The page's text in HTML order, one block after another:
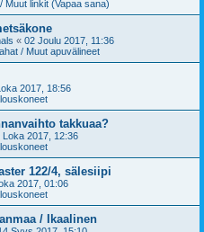
Muut linkit (Vapaa sana)
« 02 Joulu 2017, 11:36
/ Muut apuvälineet
2017, 18:56
takkuaa?
Loka 2017, 12:36
122/4, sälesiipi
2017, 01:06
/ Ikaalinen